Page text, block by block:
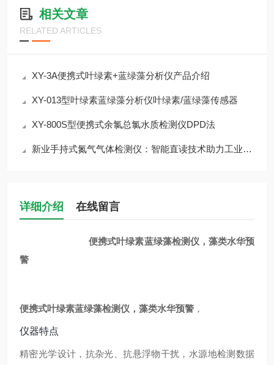
相关文章
RELATED ARTICLES
XY-3A便携式叶绿素+蓝绿藻分析仪产品介绍
XY-013型叶绿素蓝绿藻分析仪叶绿素/蓝绿藻传感器
XY-800S型便携式余氯总氯水质检测仪DPD法
新业手持式氮气气体检测仪：智能直读技术助力工业安全
详细介绍 在线留言
便携式叶绿素蓝绿藻检测仪，藻类水华预
警
便携式叶绿素蓝绿藻检测仪，藻类水华预警 ，
仪器特点
精密光学设计，抗杂光、抗悬浮物干扰，水源地检测数据